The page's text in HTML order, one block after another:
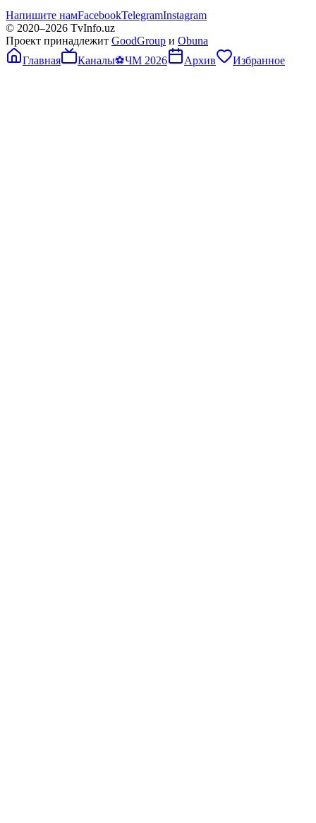
Напишите намFacebookTelegramInstagram
© 2020–2026 TvInfo.uz
Проект принадлежит GoodGroup и Obuna
Главная
Каналы⚽ЧМ 2026 Архив Избранное